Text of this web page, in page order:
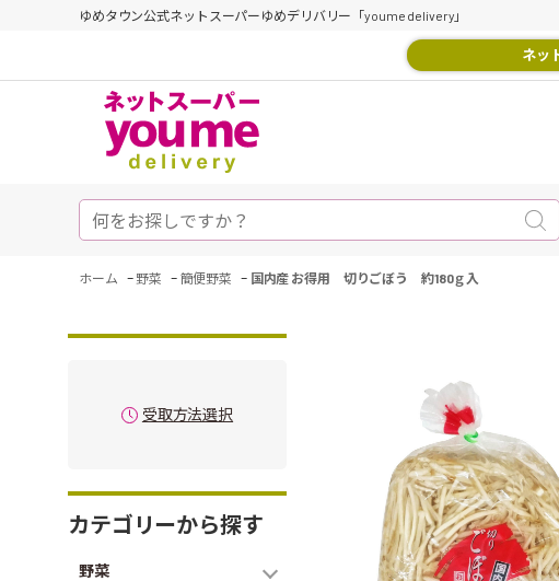
ゆめタウン公式ネットスーパーゆめデリバリー「youme delivery」
ネッ
ホーム - 野菜 - 簡便野菜 - 国内産 お得用 切りごぼう 約180ｇ入
受取方法選択
カテゴリーから探す
野菜